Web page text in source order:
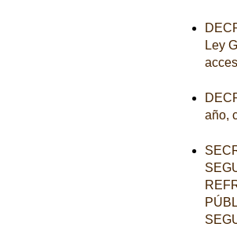
Ley
año,